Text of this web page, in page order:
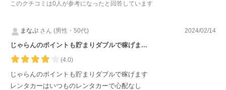
このクチコミは0 人が参考になったと回答しています
まなぶ さん (男性・50代) 2024/02/14
じゃらんのポイントも貯まりダブルで稼げま...
(4.0)
じゃらんのポイントも貯まりダブルで稼げます
レンタカーはいつものレンタカーで心配なし